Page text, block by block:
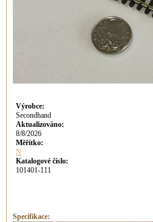
Výrobce:
Secondhand
Aktualizováno:
8/8/2026
Měřítko:
N
Katalogové číslo:
101401-111
Specifikace: